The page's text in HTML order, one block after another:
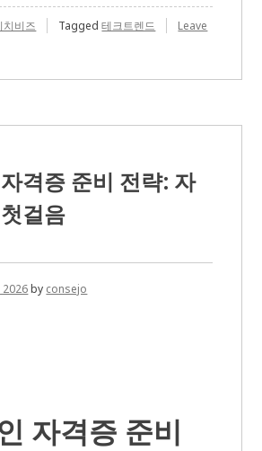
치비즈 Tagged테크트렌드
Leave
격증 준비 전략: 자
걸음
2026by consejo
자격증 준비